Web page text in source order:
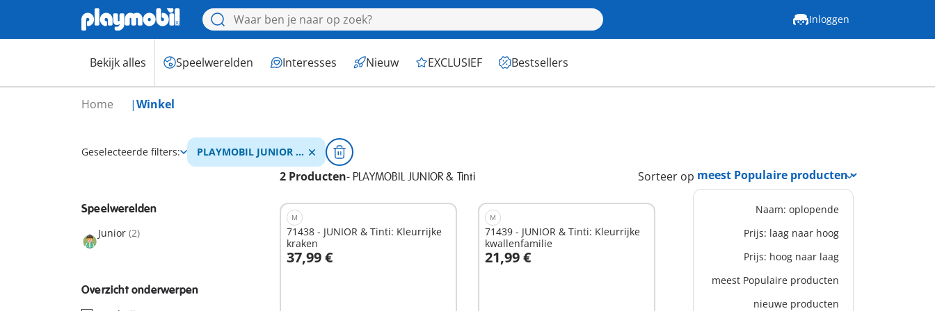
Inloggen
Bekijk alles Speelwerelden Interesses Nieuw EXCLUSIEF Bestsellers
Home Winkel
Geselecteerde filters:
PLAYMOBIL JUNIOR &
2 Producten- PLAYMOBIL JUNIOR & Tinti Sorteer op
Naam: oplopende
Prijs: laag naar hoog
Prijs: hoog naar laag
meest Populaire producten
nieuwe producten
Speelwerelden
Junior (2)
Overzicht onderwerpen
M
71438 - JUNIOR & Tinti: Kleurrijke
kraken
37,99 €
In winkelwagen
M
71439 - JUNIOR & Tinti: Kleurrijke
kwallenfamilie
21,99 €
In winkelwagen